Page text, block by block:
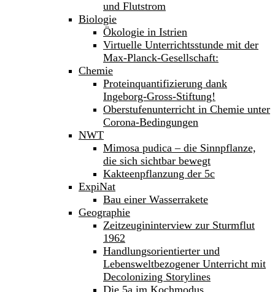
und Flutstrom
Biologie
Ökologie in Istrien
Virtuelle Unterrichtsstunde mit der
Max-Planck-Gesellschaft:
Chemie
Proteinquantifizierung dank
Ingeborg-Gross-Stiftung!
Oberstufenunterricht in Chemie unter
Corona-Bedingungen
NWT
Mimosa pudica – die Sinnpflanze,
die sich sichtbar bewegt
Kakteenpflanzung der 5c
ExpiNat
Bau einer Wasserrakete
Geographie
Zeitzeugininterview zur Sturmflut
1962
Handlungsorientierter und
Lebensweltbezogener Unterricht mit
Decolonizing Storylines